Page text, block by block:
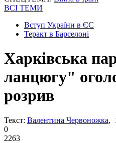
ВСІ ТЕМИ
Вступ України в ЄС
Теракт в Барселоні
Харківська
ланцюгу"
розрив
Текст: Валентина Червоножка,
0
2263